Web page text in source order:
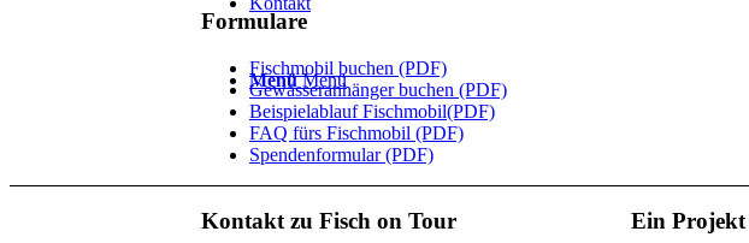
Menü Menü
Formulare
Fischmobil buchen (PDF)
Gewässeranhänger buchen (PDF)
Beispielablauf Fischmobil(PDF)
FAQ fürs Fischmobil (PDF)
Spendenformular (PDF)
Kontakt zu Fisch on Tour Ein Projekt